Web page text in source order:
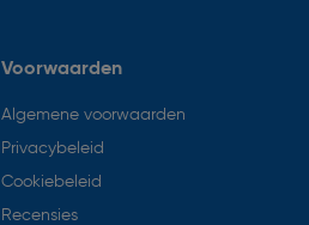
Voorwaarden
Algemene voorwaarden
Privacybeleid
Cookiebeleid
Recensies